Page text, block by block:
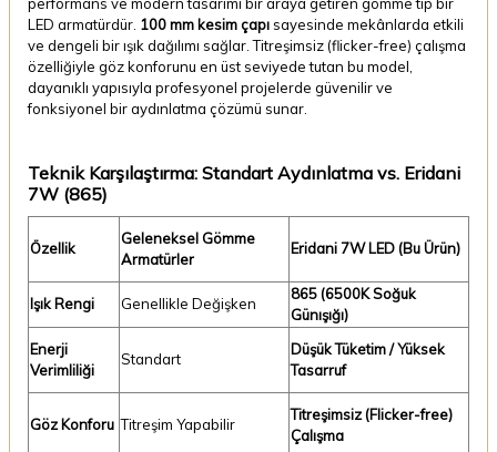
LED armatürdür. 100 mm kesim çapı sayesinde mekânlarda etkili
ve dengeli bir ışık dağılımı sağlar. Titreşimsiz (flicker-free) çalışma
özelliğiyle göz konforunu en üst seviyede tutan bu model,
dayanıklı yapısıyla profesyonel projelerde güvenilir ve
fonksiyonel bir aydınlatma çözümü sunar.
Teknik Karşılaştırma: Standart Aydınlatma vs. Eridani
7W (865)
Özellik
Geleneksel Gömme
Armatürler
Eridani 7W LED (Bu Ürün)
Işık Rengi Genellikle Değişken
865 (6500K Soğuk
Günışığı)
Enerji
Verimliliği
Standart
Düşük Tüketim / Yüksek
Tasarruf
Göz Konforu Titreşim Yapabilir
Titreşimsiz (Flicker-free)
Çalışma